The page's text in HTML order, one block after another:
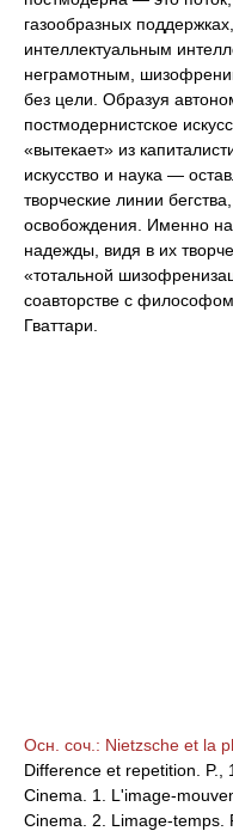
газообразных
интеллектуальным
неграмотным,
без цели. Образуя
постмодернистское
«вытекает» из
искусство и наука —
творческие линии
освобождения. Именно на
надежды, видя в их
«тотальной
соавторстве с
Гваттари.
Осн. соч.: Nietzsche et la
Difference et repetition. P.,
Cinema. 1. L'image-
Cinema. 2. Limage-temps.